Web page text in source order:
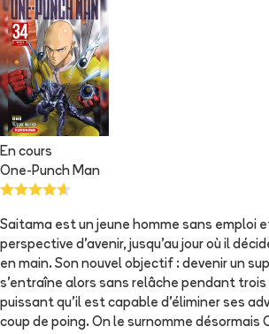
En cours
One-Punch Man
Saitama est un jeune homme sans emploi
perspective d'avenir, jusqu'au jour où il
en main. Son nouvel objectif : devenir un
s'entraîne alors sans relâche pendant
puissant qu'il est capable d'éliminer ses
coup de poing. On le surnomme désormais